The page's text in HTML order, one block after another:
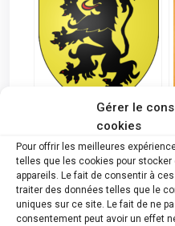
Gérer le
cookies
Pour offrir les meilleures
telles que les cookies pour
appareils. Le fait de consentir à
traiter des données telles que le
uniques sur ce site. Le fait de ne
consentement peut avoir un effet